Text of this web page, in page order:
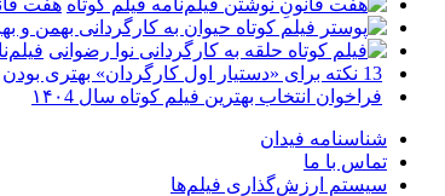
هفت
13 نکته برای «دستیار اول کارگردان» بهتری بودن
فراخوان انتخاب بهترین فیلم کوتاه سال ۱۴۰4
شناسنامه فیدان
تماس با ما
سیستم ارزش‌گذاری فیلم‌ها